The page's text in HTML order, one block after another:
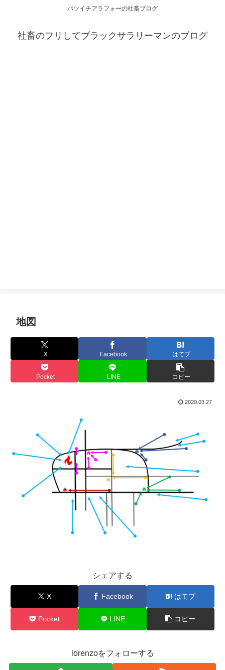
バツイチアラフォーの社畜ブログ
社畜のフリしてブラックサラリーマンのブログ
地図
X Facebook はてブ
Pocket LINE コピー
2020.03.27
シェアする
X Facebook はてブ
Pocket LINE コピー
lorenzoをフォローする